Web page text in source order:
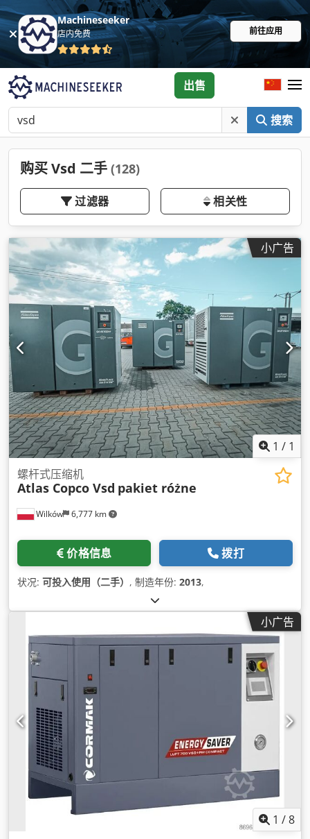
Machineseeker
店内免费 前往应用
搜索
出售
购买 Vsd 二手 (128)
过滤器 相关性
小广告
1 / 1
Wilków 6,777 km
螺杆式压缩机
Atlas Copco Vsd pakiet różne
价格信息 拨打
状况: 可投入使用（二手） , 制造年份: 2013,
小广告
1 /8